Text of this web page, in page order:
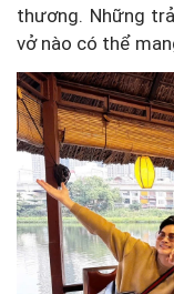
thương. Những
vở nào có thể